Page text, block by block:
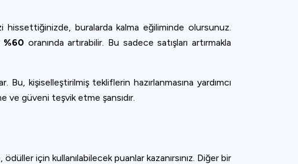
hissettiğinizde, buralarda kalma eğiliminde olursunuz.
%60 oranında artırabilir. Bu sadece satışları artırmakla
Bu, kişiselleştirilmiş tekliflerin hazırlanmasına yardımcı
ve güveni teşvik etme şansıdır.
için kullanılabilecek puanlar kazanırsınız. Diğer bir